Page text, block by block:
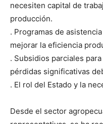
necesiten capital de
producción.
. Programas de
mejorar la eficiencia
. Subsidios parciales
pérdidas significativas
. El rol del Estado y la
Desde el sector